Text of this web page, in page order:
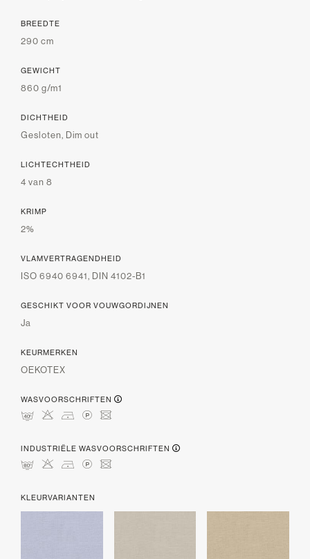
BREEDTE
290 cm
GEWICHT
860 g/m1
DICHTHEID
Gesloten, Dim out
LICHTECHTHEID
4 van 8
KRIMP
2%
VLAMVERTRAGENDHEID
ISO 6940 6941, DIN 4102-B1
GESCHIKT VOOR VOUWGORDIJNEN
Ja
KEURMERKEN
OEKOTEX
WASVOORSCHRIFTEN
nHDLU
INDUSTRIËLE WASVOORSCHRIFTEN
pHDLU
KLEURVARIANTEN